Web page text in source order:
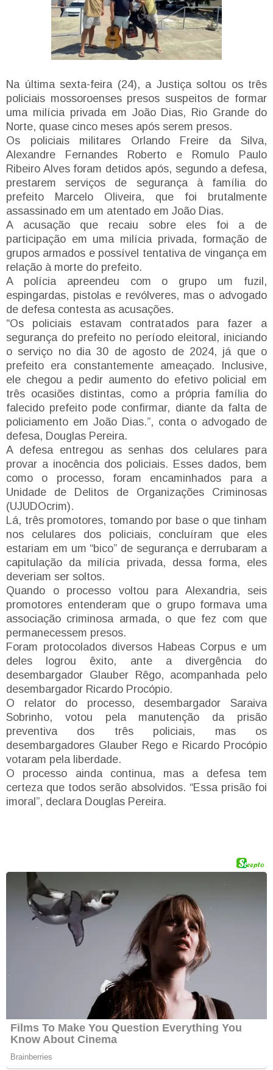
Na última sexta-feira (24), a Justiça soltou os três
policiais mossoroenses presos suspeitos de formar
uma milícia privada em João Dias, Rio Grande do
Norte, quase cinco meses após serem presos.
Os policiais militares Orlando Freire da Silva,
Alexandre Fernandes Roberto e Romulo Paulo
Ribeiro Alves foram detidos após, segundo a defesa,
prestarem serviços de segurança à família do
prefeito Marcelo Oliveira, que foi brutalmente
assassinado em um atentado em João Dias.
A acusação que recaiu sobre eles foi a de
participação em uma milícia privada, formação de
grupos armados e possível tentativa de vingança em
relação à morte do prefeito.
A polícia apreendeu com o grupo um fuzil,
espingardas, pistolas e revólveres, mas o advogado
de defesa contesta as acusações.
“Os policiais estavam contratados para fazer a
segurança do prefeito no período eleitoral, iniciando
o serviço no dia 30 de agosto de 2024, já que o
prefeito era constantemente ameaçado. Inclusive,
ele chegou a pedir aumento do efetivo policial em
três ocasiões distintas, como a própria família do
falecido prefeito pode confirmar, diante da falta de
policiamento em João Dias.”, conta o advogado de
defesa, Douglas Pereira.
A defesa entregou as senhas dos celulares para
provar a inocência dos policiais. Esses dados, bem
como o processo, foram encaminhados para a
Unidade de Delitos de Organizações Criminosas
(UJUDOcrim).
Lá, três promotores, tomando por base o que tinham
nos celulares dos policiais, concluíram que eles
estariam em um “bico” de segurança e derrubaram a
capitulação da milícia privada, dessa forma, eles
deveriam ser soltos.
Quando o processo voltou para Alexandria, seis
promotores entenderam que o grupo formava uma
associação criminosa armada, o que fez com que
permanecessem presos.
Foram protocolados diversos Habeas Corpus e um
deles logrou êxito, ante a divergência do
desembargador Glauber Rêgo, acompanhada pelo
desembargador Ricardo Procópio.
O relator do processo, desembargador Saraiva
Sobrinho, votou pela manutenção da prisão
preventiva dos três policiais, mas os
desembargadores Glauber Rego e Ricardo Procópio
votaram pela liberdade.
O processo ainda continua, mas a defesa tem
certeza que todos serão absolvidos. “Essa prisão foi
imoral”, declara Douglas Pereira.